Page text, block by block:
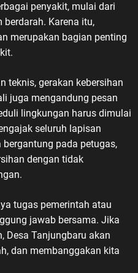
penyakit, mulai dari
Karena itu,
merupakan bagian penting
teknis, gerakan kebersihan
juga mengandung pesan
lingkungan harus dimulai
seluruh lapisan
pada petugas,
dengan tidak
tugas pemerintah atau
jawab bersama. Jika
Desa Tanjungbaru akan
dan membanggakan kita